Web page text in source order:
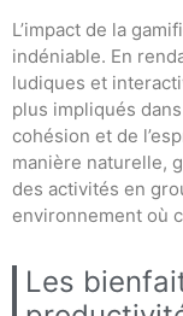
L’impact de la
indéniable. En
ludiques et
plus impliqués
cohésion et de
manière naturelle,
des activités en
environnement où
Les